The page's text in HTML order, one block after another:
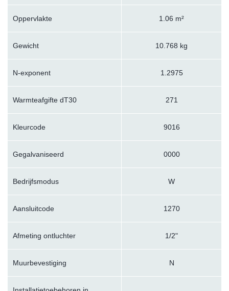
Oppervlakte 1.06 m²
Gewicht 10.768 kg
N-exponent 1.2975
Warmteafgifte dT30 271
Kleurcode 9016
Gegalvaniseerd 0000
Bedrijfsmodus W
Aansluitcode 1270
Afmeting ontluchter 1/2"
Muurbevestiging N